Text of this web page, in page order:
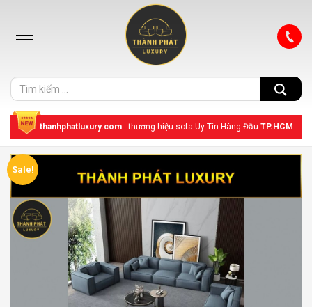
thanhphatluxury.com - thương hiệu sofa Uy Tín Hàng Đầu TP.HCM
Sale!